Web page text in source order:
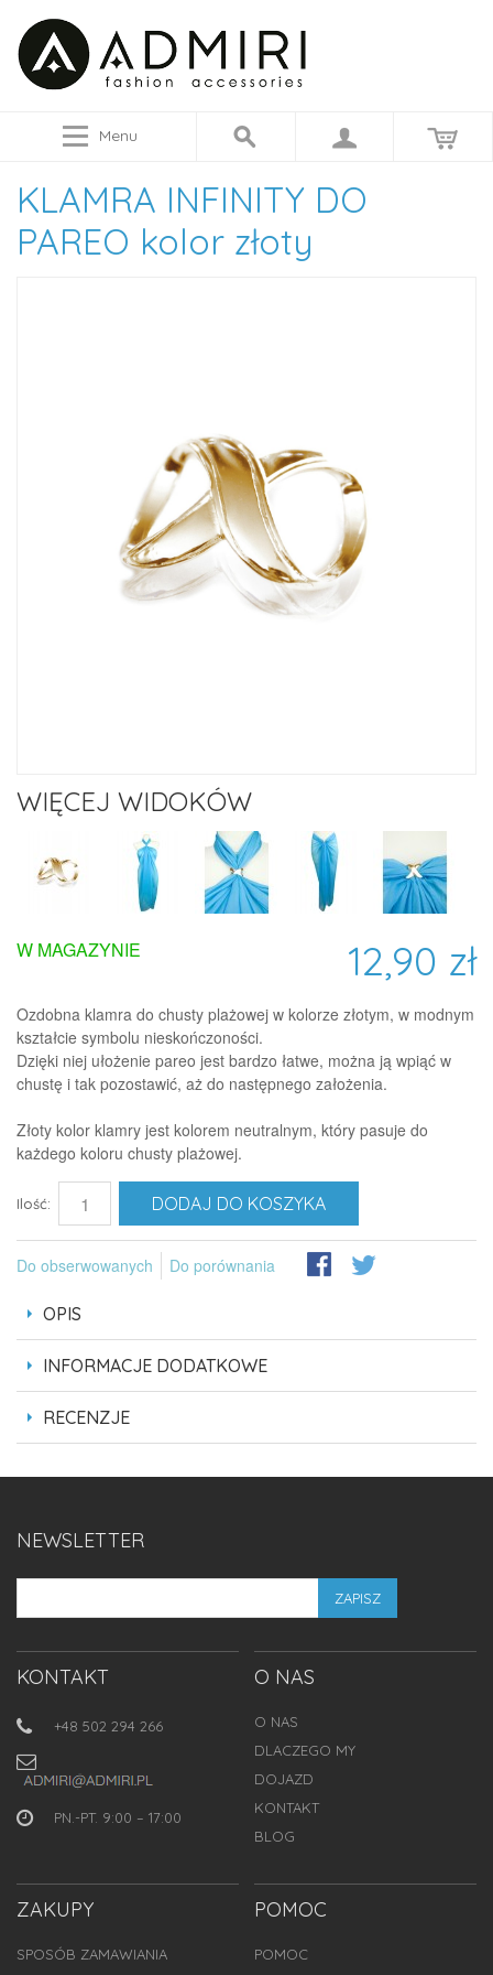
Menu
KLAMRA INFINITY DO
PAREO kolor złoty
WIĘCEJ WIDOKÓW
12,90 zł
W MAGAZYNIE
Ozdobna klamra do chusty plażowej w kolorze złotym, w modnym
kształcie symbolu nieskończoności.
Dzięki niej ułożenie pareo jest bardzo łatwe, można ją wpiąć w
chustę i tak pozostawić, aż do następnego założenia.
Złoty kolor klamry jest kolorem neutralnym, który pasuje do
każdego koloru chusty plażowej.
Ilość: DODAJ DO KOSZYKA
Do obserwowanych Do porównania
OPIS
INFORMACJE DODATKOWE
RECENZJE
NEWSLETTER
ZAPISZ
KONTAKT
+48 502 294 266
PN.-PT. 9:00 – 17:00
O NAS
O NAS
DLACZEGO MY
DOJAZD
KONTAKT
BLOG
ZAKUPY
SPOSÓB ZAMAWIANIA
POMOC
POMOC